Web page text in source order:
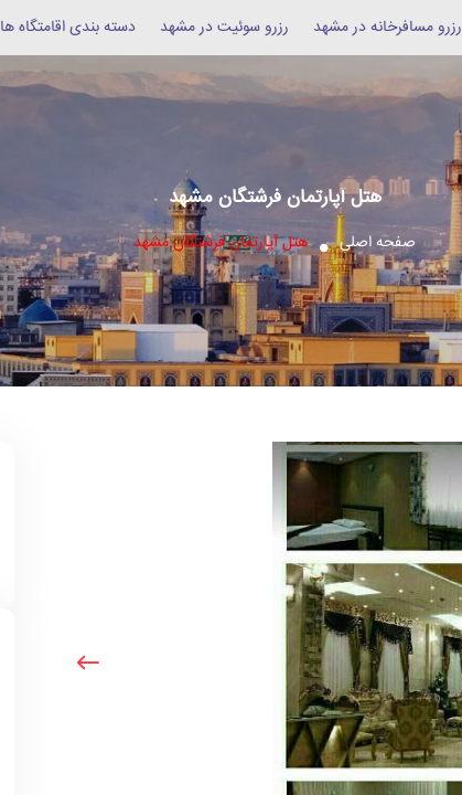
رزرو مسافرخانه در مشهد رزرو سوئیت در مشهد دسته بندی اقامتگاه ها
هتل آپارتمان فرشتگان مشهد
صفحه اصلی هتل آپارتمان فرشتگان مشهد